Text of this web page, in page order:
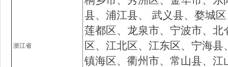
浙江省
县、浦江县、 武义县、婺城
莲都区、龙泉市、宁波市、
区、江北区、江东区、宁海
镇海区、衢州市、常山县、